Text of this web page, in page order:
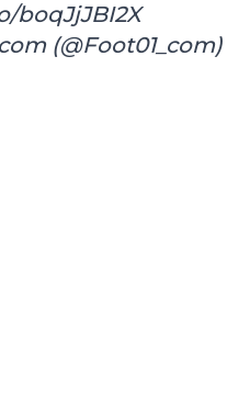
boqJjJBI2X
(@Foot01_com)